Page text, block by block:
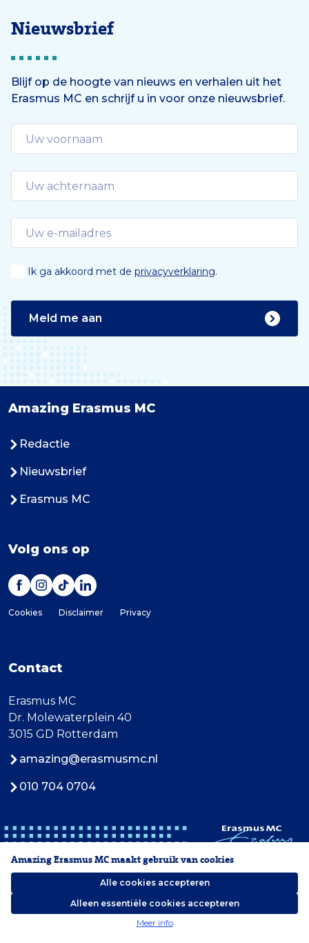
Nieuwsbrief
Blijf op de hoogte van nieuws en verhalen uit het
Erasmus MC en schrijf u in voor onze nieuwsbrief.
Ik ga akkoord met de privacyverklaring.
Meld me aan
Amazing Erasmus MC
Redactie
Nieuwsbrief
Erasmus MC
Volg ons op
Cookies Disclaimer Privacy
Contact
Erasmus MC
Dr. Molewaterplein 40
3015 GD Rotterdam
amazing@erasmusmc.nl
010 704 0704
2026 Erasmus MC
Amazing Erasmus MC maakt gebruik van cookies
Alle cookies accepteren
Alleen essentiële cookies accepteren
Meer info